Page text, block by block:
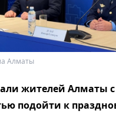
Алматы
жителей Алматы с
подойти к